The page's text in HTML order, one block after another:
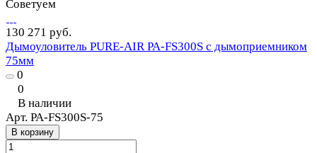
Советуем
130 271 руб.
Дымоуловитель PURE-AIR PA-FS300S с дымоприемником
75мм
0
0
В наличии
Арт. PA-FS300S-75
В корзину